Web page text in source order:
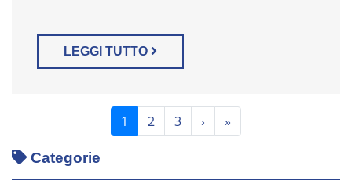
LEGGI TUTTO
1 (current)
2 3 › »
Categorie